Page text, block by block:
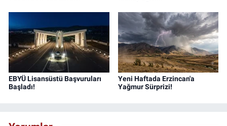
EBYÜ Lisansüstü Başvuruları
Başladı!
Yeni Haftada Erzincan'a
Yağmur Sürprizi!